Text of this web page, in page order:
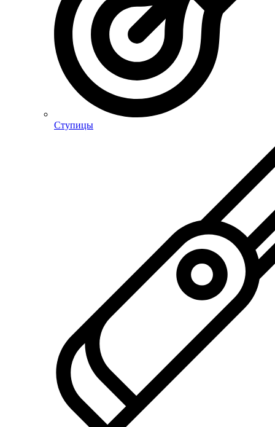
Ступицы